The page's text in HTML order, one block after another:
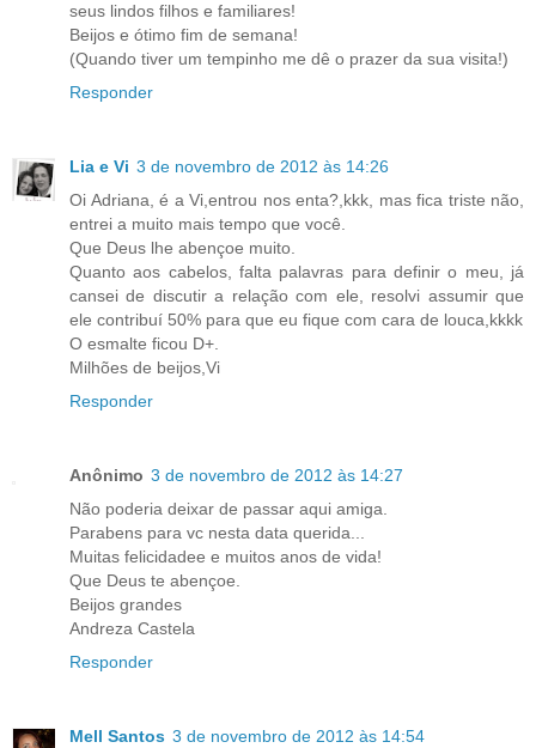
seus lindos filhos e familiares!
Beijos e ótimo fim de semana!
(Quando tiver um tempinho me dê o prazer da sua visita!)
Responder
Lia e Vi 3 de novembro de 2012 às 14:26
Oi Adriana, é a Vi,entrou nos enta?,kkk, mas fica triste não,
entrei a muito mais tempo que você.
Que Deus lhe abençoe muito.
Quanto aos cabelos, falta palavras para definir o meu, já
cansei de discutir a relação com ele, resolvi assumir que
ele contribuí 50% para que eu fique com cara de louca,kkkk
O esmalte ficou D+.
Milhões de beijos,Vi
Responder
Anônimo 3 de novembro de 2012 às 14:27
Não poderia deixar de passar aqui amiga.
Parabens para vc nesta data querida...
Muitas felicidadee e muitos anos de vida!
Que Deus te abençoe.
Beijos grandes
Andreza Castela
Responder
Mell Santos 3 de novembro de 2012 às 14:54